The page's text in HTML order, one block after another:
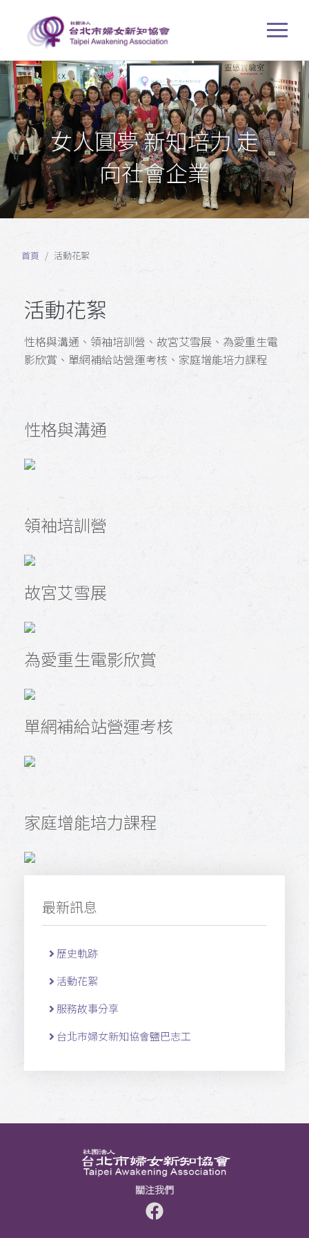
女人圓夢 新知培力 走
向社會企業
首頁 活動花絮
活動花絮
性格與溝通、領袖培訓營、故宮艾雪展、為愛重生電
影欣賞、單網補給站營運考核、家庭增能培力課程
性格與溝通
領袖培訓營
故宮艾雪展
為愛重生電影欣賞
單網補給站營運考核
家庭增能培力課程
最新訊息
歷史軌跡
活動花絮
服務故事分享
台北市婦女新知協會鹽巴志工
關注我們